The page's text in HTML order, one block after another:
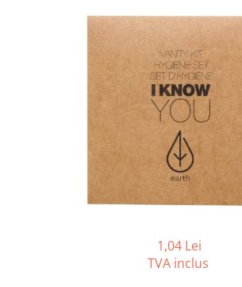
Aspiratoare profesionale de lichide
Echipament de curatat cu presiune
Masini de curatat si aspirat
Monodiscuri profesionale
Detergenti profesionali
Accesorii detergenti, pompe,
1,04 Lei
TVA inclus